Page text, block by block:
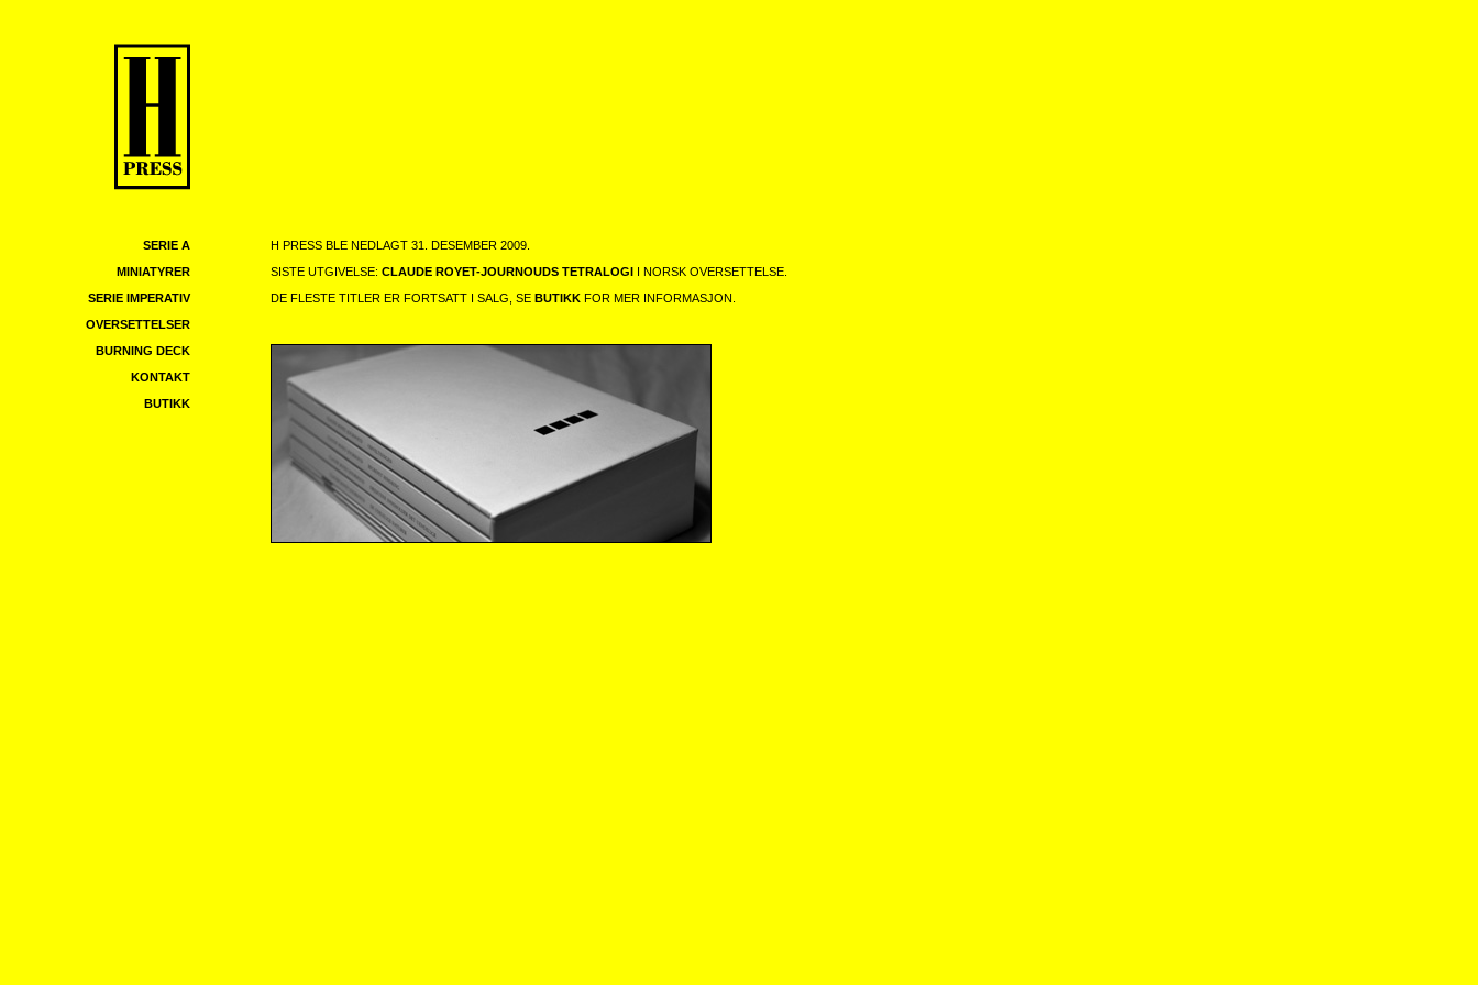
SERIE A
MINIATYRER
SERIE IMPERATIV
OVERSETTELSER
BURNING DECK
KONTAKT
BUTIKK
H PRESS BLE NEDLAGT 31. DESEMBER 2009.
SISTE UTGIVELSE: CLAUDE ROYET-JOURNOUDS TETRALOGI I NORSK OVERSETTELSE.
DE FLESTE TITLER ER FORTSATT I SALG, SE BUTIKK FOR MER INFORMASJON.